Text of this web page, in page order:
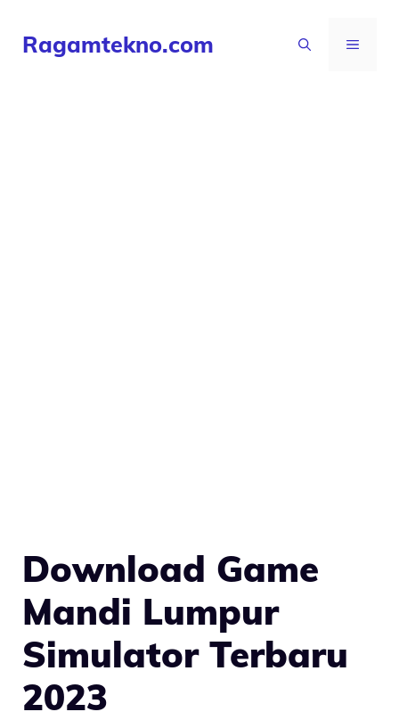
Ragamtekno.com MENU
Download Game
Mandi Lumpur
Simulator Terbaru
2023